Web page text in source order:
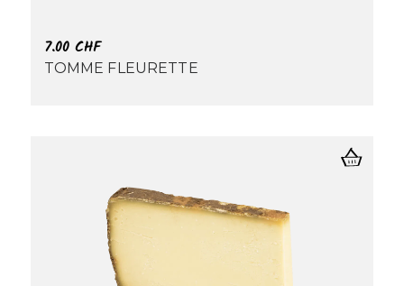
7.00 CHF
TOMME FLEURETTE